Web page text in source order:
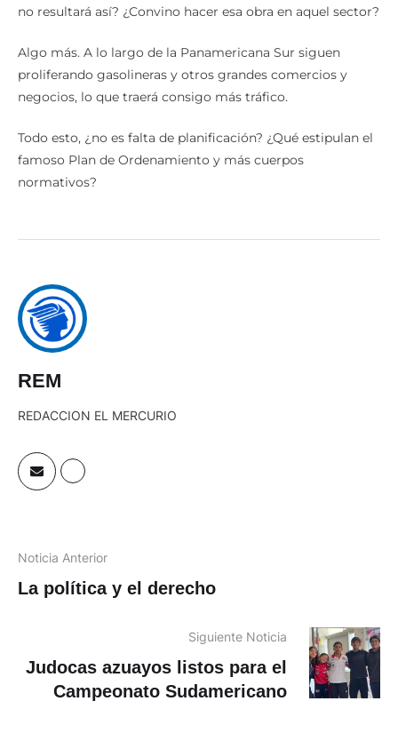
no resultará así? ¿Convino hacer esa obra en aquel sector?
Algo más. A lo largo de la Panamericana Sur siguen
proliferando gasolineras y otros grandes comercios y
negocios, lo que traerá consigo más tráfico.
Todo esto, ¿no es falta de planificación? ¿Qué estipulan el
famoso Plan de Ordenamiento y más cuerpos
normativos?
REM
REDACCION EL MERCURIO
Noticia Anterior
La política y el derecho
Siguiente Noticia
Judocas azuayos listos para el
Campeonato Sudamericano